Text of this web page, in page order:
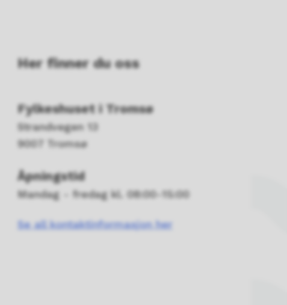
Her finner du oss
Fylkeshuset i Tromsø
Strandvegen 13
9007 Tromsø
Åpningstid
Mandag - fredag kl. 08:00-15:00
Se all kontaktinformasjon her